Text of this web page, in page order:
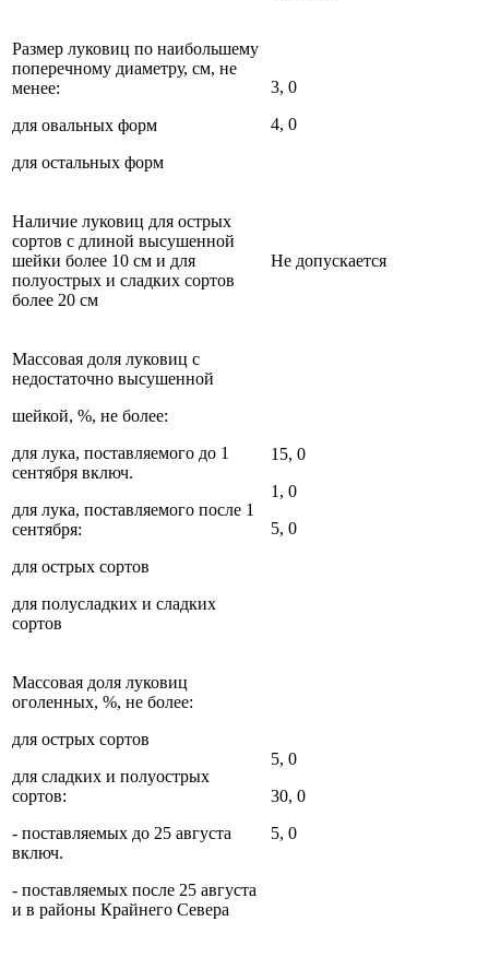
Размер луковиц по наибольшему
поперечному диаметру, см, не
менее:
для овальных форм
для остальных форм
3, 0
4, 0
Наличие луковиц для острых
сортов с длиной высушенной
шейки более 10 см и для
полуострых и сладких сортов
более 20 см
Не допускается
Массовая доля луковиц с
недостаточно высушенной
шейкой, %, не более:
для лука, поставляемого до 1
сентября включ.
для лука, поставляемого после 1
сентября:
для острых сортов
для полусладких и сладких
сортов
15, 0
1, 0
5, 0
Массовая доля луковиц
оголенных, %, не более:
для острых сортов
для сладких и полуострых
сортов:
- поставляемых до 25 августа
включ.
- поставляемых после 25 августа
и в районы Крайнего Севера
5, 0
30, 0
5, 0